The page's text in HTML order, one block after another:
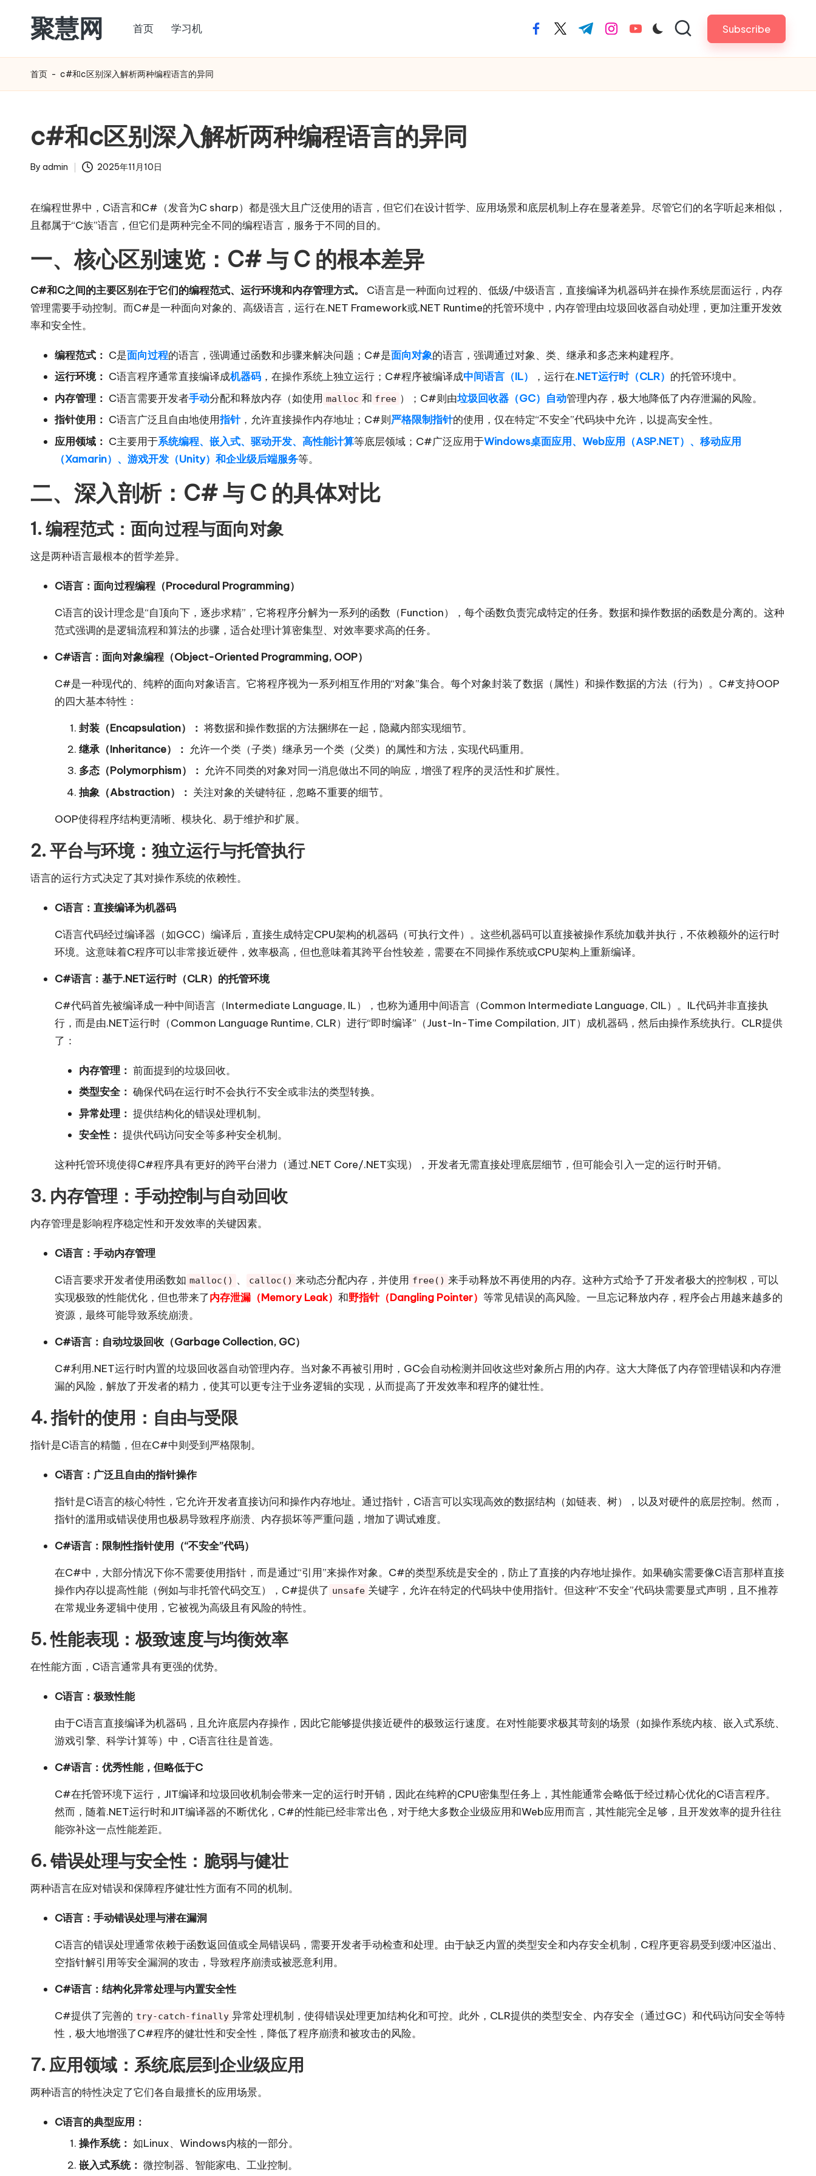
content
聚慧网 首页 学习机 facebook.com
twitter.com
t.me instagram.com
youtube.com Subscribe
首页 - c#和c区别深入解析两种编程语言的异同
c#和c区别深入解析两种编程语言的异同
Posted
By admin 2025年11月10日
在编程世界中，C语言和C#（发音为C sharp）都是强大且广泛使用的语言，但它们在设计哲学、应用场景和底层机制上存在显著差异。尽管它们的名字听起来相似，
且都属于“C族”语言，但它们是两种完全不同的编程语言，服务于不同的目的。
一、核心区别速览：C# 与 C 的根本差异
C#和C之间的主要区别在于它们的编程范式、运行环境和内存管理方式。
C语言是一种面向过程的、低级/中级语言，直接编译为机器码并在操作系统层面运行，内存
管理需要手动控制。而C#是一种面向对象的、高级语言，运行在.NET Framework或.NET Runtime的托管环境中，内存管理由垃圾回收器自动处理，更加注重开发效
率和安全性。
编程范式： C是面向过程的语言，强调通过函数和步骤来解决问题；C#是面向对象的语言，强调通过对象、类、继承和多态来构建程序。
运行环境： C语言程序通常直接编译成机器码 ，在操作系统上独立运行；C#程序被编译成中间语言（IL） ，运行在.NET运行时（CLR） 的托管环境中。
内存管理： C语言需要开发者手动分配和释放内存（如使用 malloc 和 free ）；C#则由垃圾回收器（GC）自动管理内存，极大地降低了内存泄漏的风险。
指针使用： C语言广泛且自由地使用指针，允许直接操作内存地址；C#则严格限制指针的使用，仅在特定“不安全”代码块中允许，以提高安全性。
应用领域： C主要用于系统编程、嵌入式、驱动开发、高性能计算等底层领域；C#广泛应用于Windows桌面应用、Web应用（ASP.NET）、移动应用
（Xamarin）、游戏开发（Unity）和企业级后端服务等。
二、深入剖析：C# 与 C 的具体对比
1. 编程范式：面向过程与面向对象
这是两种语言最根本的哲学差异。
C语言：面向过程编程（Procedural Programming）
C语言的设计理念是“自顶向下，逐步求精”，它将程序分解为一系列的函数（Function），每个函数负责完成特定的任务。数据和操作数据的函数是分离的。这种
范式强调的是逻辑流程和算法的步骤，适合处理计算密集型、对效率要求高的任务。
C#语言：面向对象编程（Object-Oriented Programming, OOP）
C#是一种现代的、纯粹的面向对象语言。它将程序视为一系列相互作用的“对象”集合。每个对象封装了数据（属性）和操作数据的方法（行为）。C#支持OOP
的四大基本特性：
封装（Encapsulation）： 将数据和操作数据的方法捆绑在一起，隐藏内部实现细节。
继承（Inheritance）： 允许一个类（子类）继承另一个类（父类）的属性和方法，实现代码重用。
多态（Polymorphism）： 允许不同类的对象对同一消息做出不同的响应，增强了程序的灵活性和扩展性。
抽象（Abstraction）： 关注对象的关键特征，忽略不重要的细节。
OOP使得程序结构更清晰、模块化、易于维护和扩展。
2. 平台与环境：独立运行与托管执行
语言的运行方式决定了其对操作系统的依赖性。
C语言：直接编译为机器码
C语言代码经过编译器（如GCC）编译后，直接生成特定CPU架构的机器码（可执行文件）。这些机器码可以直接被操作系统加载并执行，不依赖额外的运行时
环境。这意味着C程序可以非常接近硬件，效率极高，但也意味着其跨平台性较差，需要在不同操作系统或CPU架构上重新编译。
C#语言：基于.NET运行时（CLR）的托管环境
C#代码首先被编译成一种中间语言（Intermediate Language, IL），也称为通用中间语言（Common Intermediate Language, CIL）。IL代码并非直接执
行，而是由.NET运行时（Common Language Runtime, CLR）进行“即时编译”（Just-In-Time Compilation, JIT）成机器码，然后由操作系统执行。CLR提供
了：
内存管理： 前面提到的垃圾回收。
类型安全： 确保代码在运行时不会执行不安全或非法的类型转换。
异常处理： 提供结构化的错误处理机制。
安全性： 提供代码访问安全等多种安全机制。
这种托管环境使得C#程序具有更好的跨平台潜力（通过.NET Core/.NET实现），开发者无需直接处理底层细节，但可能会引入一定的运行时开销。
3. 内存管理：手动控制与自动回收
内存管理是影响程序稳定性和开发效率的关键因素。
C语言：手动内存管理
C语言要求开发者使用函数如 malloc() 、 calloc() 来动态分配内存，并使用 free() 来手动释放不再使用的内存。这种方式给予了开发者极大的控制权，可以
实现极致的性能优化，但也带来了内存泄漏（Memory Leak） 和野指针（Dangling Pointer） 等常见错误的高风险。一旦忘记释放内存，程序会占用越来越多的
资源，最终可能导致系统崩溃。
C#语言：自动垃圾回收（Garbage Collection, GC）
C#利用.NET运行时内置的垃圾回收器自动管理内存。当对象不再被引用时，GC会自动检测并回收这些对象所占用的内存。这大大降低了内存管理错误和内存泄
漏的风险，解放了开发者的精力，使其可以更专注于业务逻辑的实现，从而提高了开发效率和程序的健壮性。
4. 指针的使用：自由与受限
指针是C语言的精髓，但在C#中则受到严格限制。
C语言：广泛且自由的指针操作
指针是C语言的核心特性，它允许开发者直接访问和操作内存地址。通过指针，C语言可以实现高效的数据结构（如链表、树），以及对硬件的底层控制。然而，
指针的滥用或错误使用也极易导致程序崩溃、内存损坏等严重问题，增加了调试难度。
C#语言：限制性指针使用（“不安全”代码）
在C#中，大部分情况下你不需要使用指针，而是通过“引用”来操作对象。C#的类型系统是安全的，防止了直接的内存地址操作。如果确实需要像C语言那样直接
操作内存以提高性能（例如与非托管代码交互），C#提供了 unsafe 关键字，允许在特定的代码块中使用指针。但这种“不安全”代码块需要显式声明，且不推荐
在常规业务逻辑中使用，它被视为高级且有风险的特性。
5. 性能表现：极致速度与均衡效率
在性能方面，C语言通常具有更强的优势。
C语言：极致性能
由于C语言直接编译为机器码，且允许底层内存操作，因此它能够提供接近硬件的极致运行速度。在对性能要求极其苛刻的场景（如操作系统内核、嵌入式系统、
游戏引擎、科学计算等）中，C语言往往是首选。
C#语言：优秀性能，但略低于C
C#在托管环境下运行，JIT编译和垃圾回收机制会带来一定的运行时开销，因此在纯粹的CPU密集型任务上，其性能通常会略低于经过精心优化的C语言程序。
然而，随着.NET运行时和JIT编译器的不断优化，C#的性能已经非常出色，对于绝大多数企业级应用和Web应用而言，其性能完全足够，且开发效率的提升往往
能弥补这一点性能差距。
6. 错误处理与安全性：脆弱与健壮
两种语言在应对错误和保障程序健壮性方面有不同的机制。
C语言：手动错误处理与潜在漏洞
C语言的错误处理通常依赖于函数返回值或全局错误码，需要开发者手动检查和处理。由于缺乏内置的类型安全和内存安全机制，C程序更容易受到缓冲区溢出、
空指针解引用等安全漏洞的攻击，导致程序崩溃或被恶意利用。
C#语言：结构化异常处理与内置安全性
C#提供了完善的 try-catch-finally 异常处理机制，使得错误处理更加结构化和可控。此外，CLR提供的类型安全、内存安全（通过GC）和代码访问安全等特
性，极大地增强了C#程序的健壮性和安全性，降低了程序崩溃和被攻击的风险。
7. 应用领域：系统底层到企业级应用
两种语言的特性决定了它们各自最擅长的应用场景。
C语言的典型应用：
操作系统： 如Linux、Windows内核的一部分。
嵌入式系统： 微控制器、智能家电、工业控制。